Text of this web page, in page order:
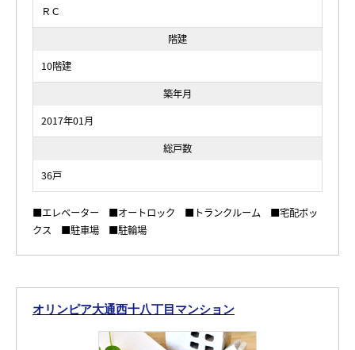
ＲＣ
階建
10階建
築年月
2017年01月
総戸数
36戸
■エレベーター ■オートロック ■トランクルーム ■宅配ボッ
クス ■駐車場 ■駐輪場
オリンピア大通西十八丁目マンション